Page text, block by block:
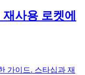
사용 로켓에
가이드. 스타십과 재